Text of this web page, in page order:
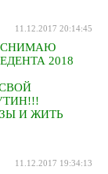
11.12.2017 20:14:45
СНИМАЮ
2018
И ЖИТЬ
11.12.2017 19:34:13